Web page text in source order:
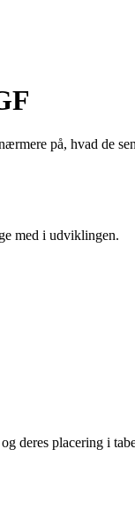
på, hvad de
med i udviklingen.
deres placering i